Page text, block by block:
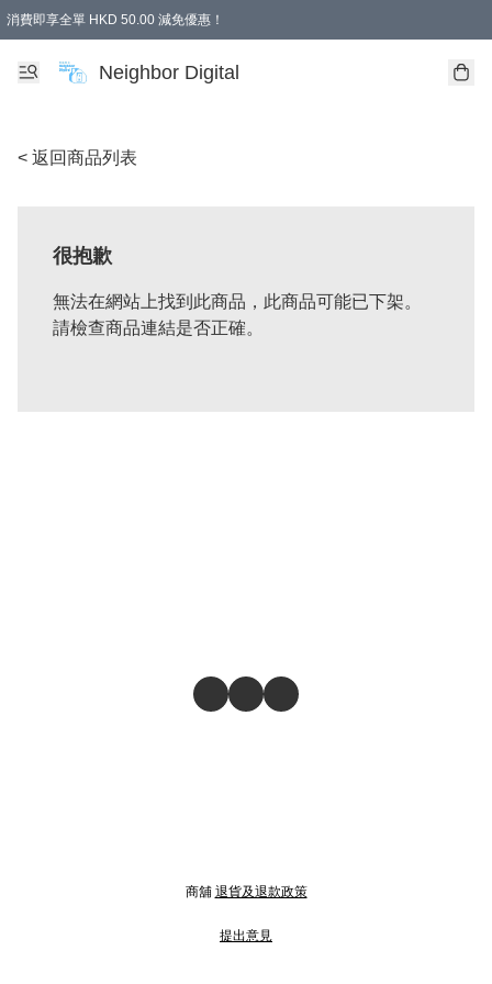
消費即享全單 HKD 50.00 減免優惠！
Neighbor Digital
< 返回商品列表
很抱歉
無法在網站上找到此商品，此商品可能已下架。
請檢查商品連結是否正確。
商舖 退貨及退款政策
提出意見